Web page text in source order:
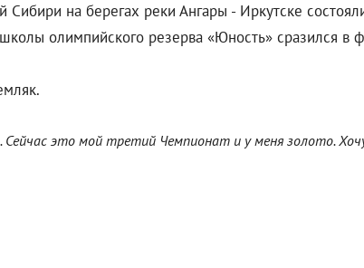
на берегах реки Ангары - Иркутске
олимпийского резерва «Юность» сразился
это мой третий Чемпионат и у меня золото.